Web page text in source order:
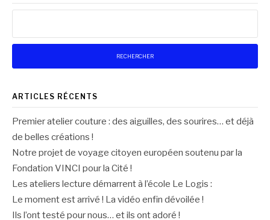
ARTICLES RÉCENTS
Premier atelier couture : des aiguilles, des sourires… et déjà
de belles créations !
Notre projet de voyage citoyen européen soutenu par la
Fondation VINCI pour la Cité !
Les ateliers lecture démarrent à l’école Le Logis :
Le moment est arrivé ! La vidéo enfin dévoilée !
Ils l’ont testé pour nous… et ils ont adoré !